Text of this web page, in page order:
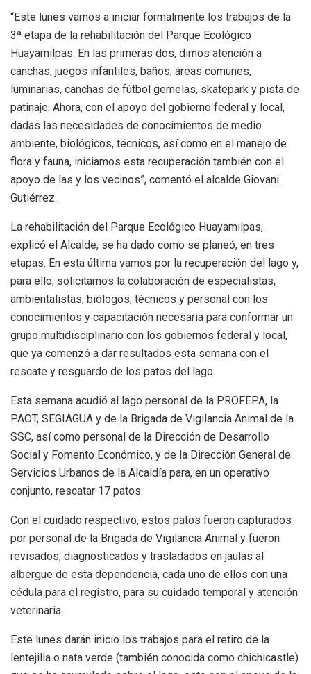
“Este lunes vamos a iniciar formalmente los trabajos de la
3ª etapa de la rehabilitación del Parque Ecológico
Huayamilpas. En las primeras dos, dimos atención a
canchas, juegos infantiles, baños, áreas comunes,
luminarias, canchas de fútbol gemelas, skatepark y pista de
patinaje. Ahora, con el apoyo del gobierno federal y local,
dadas las necesidades de conocimientos de medio
ambiente, biológicos, técnicos, así como en el manejo de
flora y fauna, iniciamos esta recuperación también con el
apoyo de las y los vecinos”, comentó el alcalde Giovani
Gutiérrez.
La rehabilitación del Parque Ecológico Huayamilpas,
explicó el Alcalde, se ha dado como se planeó, en tres
etapas. En esta última vamos por la recuperación del lago y,
para ello, solicitamos la colaboración de especialistas,
ambientalistas, biólogos, técnicos y personal con los
conocimientos y capacitación necesaria para conformar un
grupo multidisciplinario con los gobiernos federal y local,
que ya comenzó a dar resultados esta semana con el
rescate y resguardo de los patos del lago.
Esta semana acudió al lago personal de la PROFEPA, la
PAOT, SEGIAGUA y de la Brigada de Vigilancia Animal de la
SSC, así como personal de la Dirección de Desarrollo
Social y Fomento Económico, y de la Dirección General de
Servicios Urbanos de la Alcaldía para, en un operativo
conjunto, rescatar 17 patos.
Con el cuidado respectivo, estos patos fueron capturados
por personal de la Brigada de Vigilancia Animal y fueron
revisados, diagnosticados y trasladados en jaulas al
albergue de esta dependencia, cada uno de ellos con una
cédula para el registro, para su cuidado temporal y atención
veterinaria.
Este lunes darán inicio los trabajos para el retiro de la
lentejilla o nata verde (también conocida como chichicastle)